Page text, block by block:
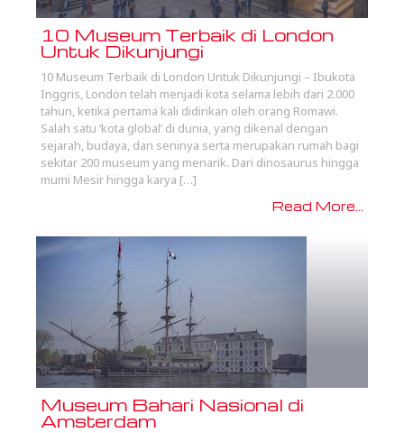
10 Museum Terbaik di London
Untuk Dikunjungi
10 Museum Terbaik di London Untuk Dikunjungi – Ibukota
Inggris, London telah menjadi kota selama lebih dari 2.000
tahun, ketika pertama kali didirikan oleh orang Romawi.
Salah satu ‘kota global’ di dunia, yang dikenal dengan
sejarah, budaya, dan seninya serta merupakan rumah bagi
sekitar 200 museum yang menarik. Dari dinosaurus hingga
mumi Mesir hingga karya […]
Read More...
Museum Bahari Nasional di
Amsterdam